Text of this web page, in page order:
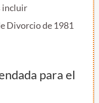
incluir
Divorcio de 1981
para el